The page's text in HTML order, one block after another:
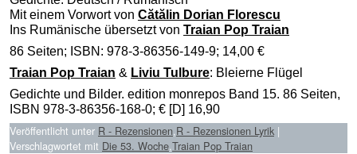
Mit einem Vorwort von Cătălin Dorian Florescu
Ins Rumänische übersetzt von Traian Pop Traian
86 Seiten; ISBN: 978-3-86356-149-9; 14,00 €
Traian Pop Traian & Liviu Tulbure: Bleierne Flügel
Gedichte und Bilder. edition monrepos Band 15. 86 Seiten,
ISBN 978-3-86356-168-0; € [D] 16,90
Veröffentlicht unter R - Rezensionen,R - Rezensionen Lyrik |
Verschlagwortet mit Die 53. Woche,Traian Pop Traian